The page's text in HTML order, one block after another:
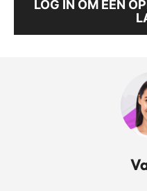
LOG IN OM EEN